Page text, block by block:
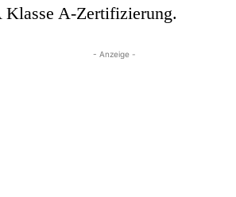
Klasse A-Zertifizierung.
- Anzeige -